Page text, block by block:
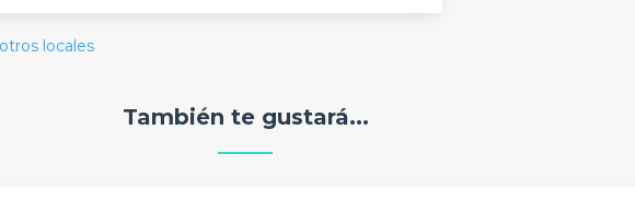
locales
También te gustará...